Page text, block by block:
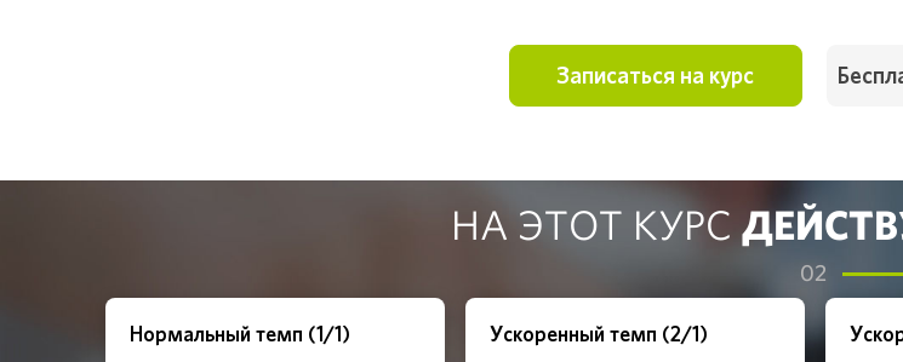
Записаться на курс
НА ЭТОТ КУРС
02
Нормальный темп (1/1) Ускоренный темп (2/1)